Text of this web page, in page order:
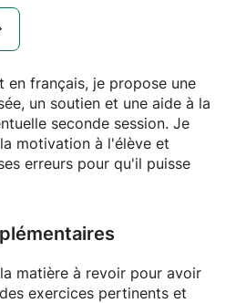
en français, je propose une
un soutien et une aide à la
seconde session. Je
motivation à l'élève et
erreurs pour qu'il puisse
matière à revoir pour avoir
exercices pertinents et